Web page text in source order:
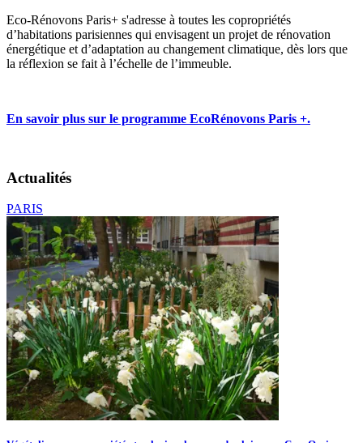
Eco-Rénovons Paris+ s'adresse à toutes les copropriétés
d’habitations parisiennes qui envisagent un projet de rénovation
énergétique et d’adaptation au changement climatique, dès lors que
la réflexion se fait à l’échelle de l’immeuble.
En savoir plus sur le programme EcoRénovons Paris +.
Actualités
PARIS